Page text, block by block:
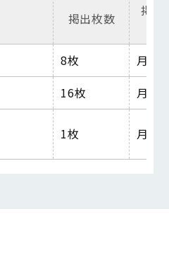
掲出枚数
掲出
8枚
月曜
16枚
月曜
1枚 月曜